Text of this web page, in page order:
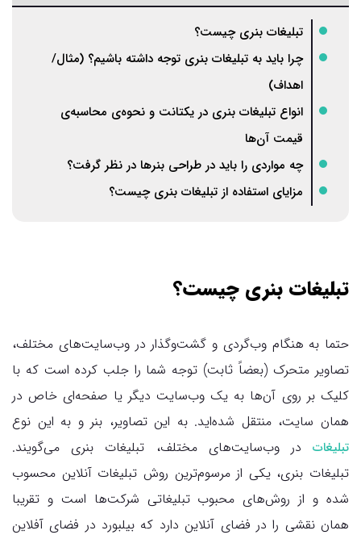
تبلیغات بنری چیست؟
چرا باید به تبلیغات بنری توجه داشته باشیم؟ (مثال/
اهداف)
انواع تبلیغات بنری در یکتانت و نحوه‌ی محاسبه‌ی
قیمت آن‌ها
چه مواردی را باید در طراحی بنرها در نظر گرفت؟
مزایای استفاده از تبلیغات بنری چیست؟
تبلیغات بنری چیست؟
حتما به هنگام وب‌گردی و گشت‌و‌گذار در وب‌سایت‌های مختلف،
تصاویر متحرک (بعضاً ثابت) توجه شما را جلب کرده است که با
کلیک بر روی آن‌ها به یک وب‌سایت دیگر یا صفحه‌ای خاص در
همان سایت، منتقل شده‌اید. به این تصاویر، بنر و به این نوع
تبلیغات در وب‌سایت‌های مختلف، تبلیغات بنری می‌گویند.
تبلیغات بنری، یکی از مرسوم‌ترین روش تبلیغات آنلاین محسوب
شده و از روش‌های محبوب تبلیغاتی شرکت‌ها است و تقریبا
همان نقشی را در فضای آنلاین دارد که بیلبورد در فضای آفلاین